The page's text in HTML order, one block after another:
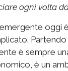
ogni volta
oggi
è sempre
è un